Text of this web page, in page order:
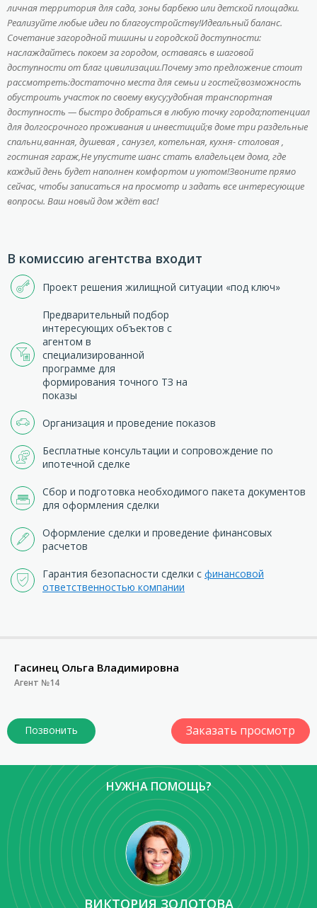
личная территория для сада, зоны барбекю или детской площадки.
Реализуйте любые идеи по благоустройству!Идеальный баланс.
Сочетание загородной тишины и городской доступности:
наслаждайтесь покоем за городом, оставаясь в шаговой
доступности от благ цивилизации.Почему это предложение стоит
рассмотреть:достаточно места для семьи и гостей;возможность
обустроить участок по своему вкусу;удобная транспортная
доступность — быстро добраться в любую точку города;потенциал
для долгосрочного проживания и инвестиций;в доме три раздельные
спальни,ванная, душевая , санузел, котельная, кухня- столовая ,
гостиная гараж,Не упустите шанс стать владельцем дома, где
каждый день будет наполнен комфортом и уютом!Звоните прямо
сейчас, чтобы записаться на просмотр и задать все интересующие
вопросы. Ваш новый дом ждёт вас!
В комиссию агентства входит
Проект решения жилищной ситуации «под ключ»
Предварительный подбор
интересующих объектов с
агентом в
специализированной
программе для
формирования точного ТЗ на
показы
Организация и проведение показов
Бесплатные консультации и сопровождение по
ипотечной сделке
Сбор и подготовка необходимого пакета документов
для оформления сделки
Оформление сделки и проведение финансовых
расчетов
Гарантия безопасности сделки с финансовой
ответственностью компании
Гасинец Ольга Владимировна
Агент №14
Заказать просмотр
НУЖНА ПОМОЩЬ?
ВИКТОРИЯ ЗОЛОТОВА